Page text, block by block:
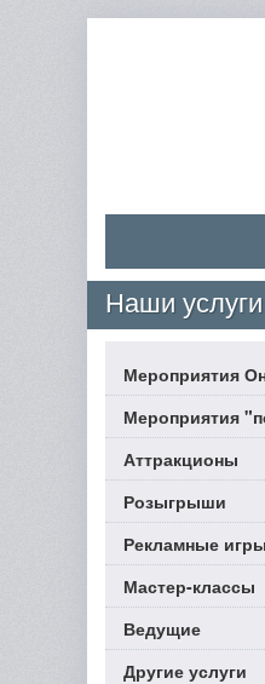
Наши услуги
Мероприятия
Мероприятия
Аттракционы
Розыгрыши
Рекламные игры
Мастер-классы
Ведущие
Другие услуги